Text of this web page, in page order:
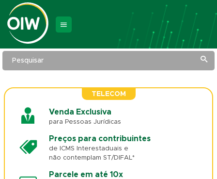
Pesquisar
TELECOM
Venda Exclusiva
para Pessoas Jurídicas
Preços para contribuintes
de ICMS Interestaduais e
não contemplam ST/DIFAL*
Parcele em até 10x